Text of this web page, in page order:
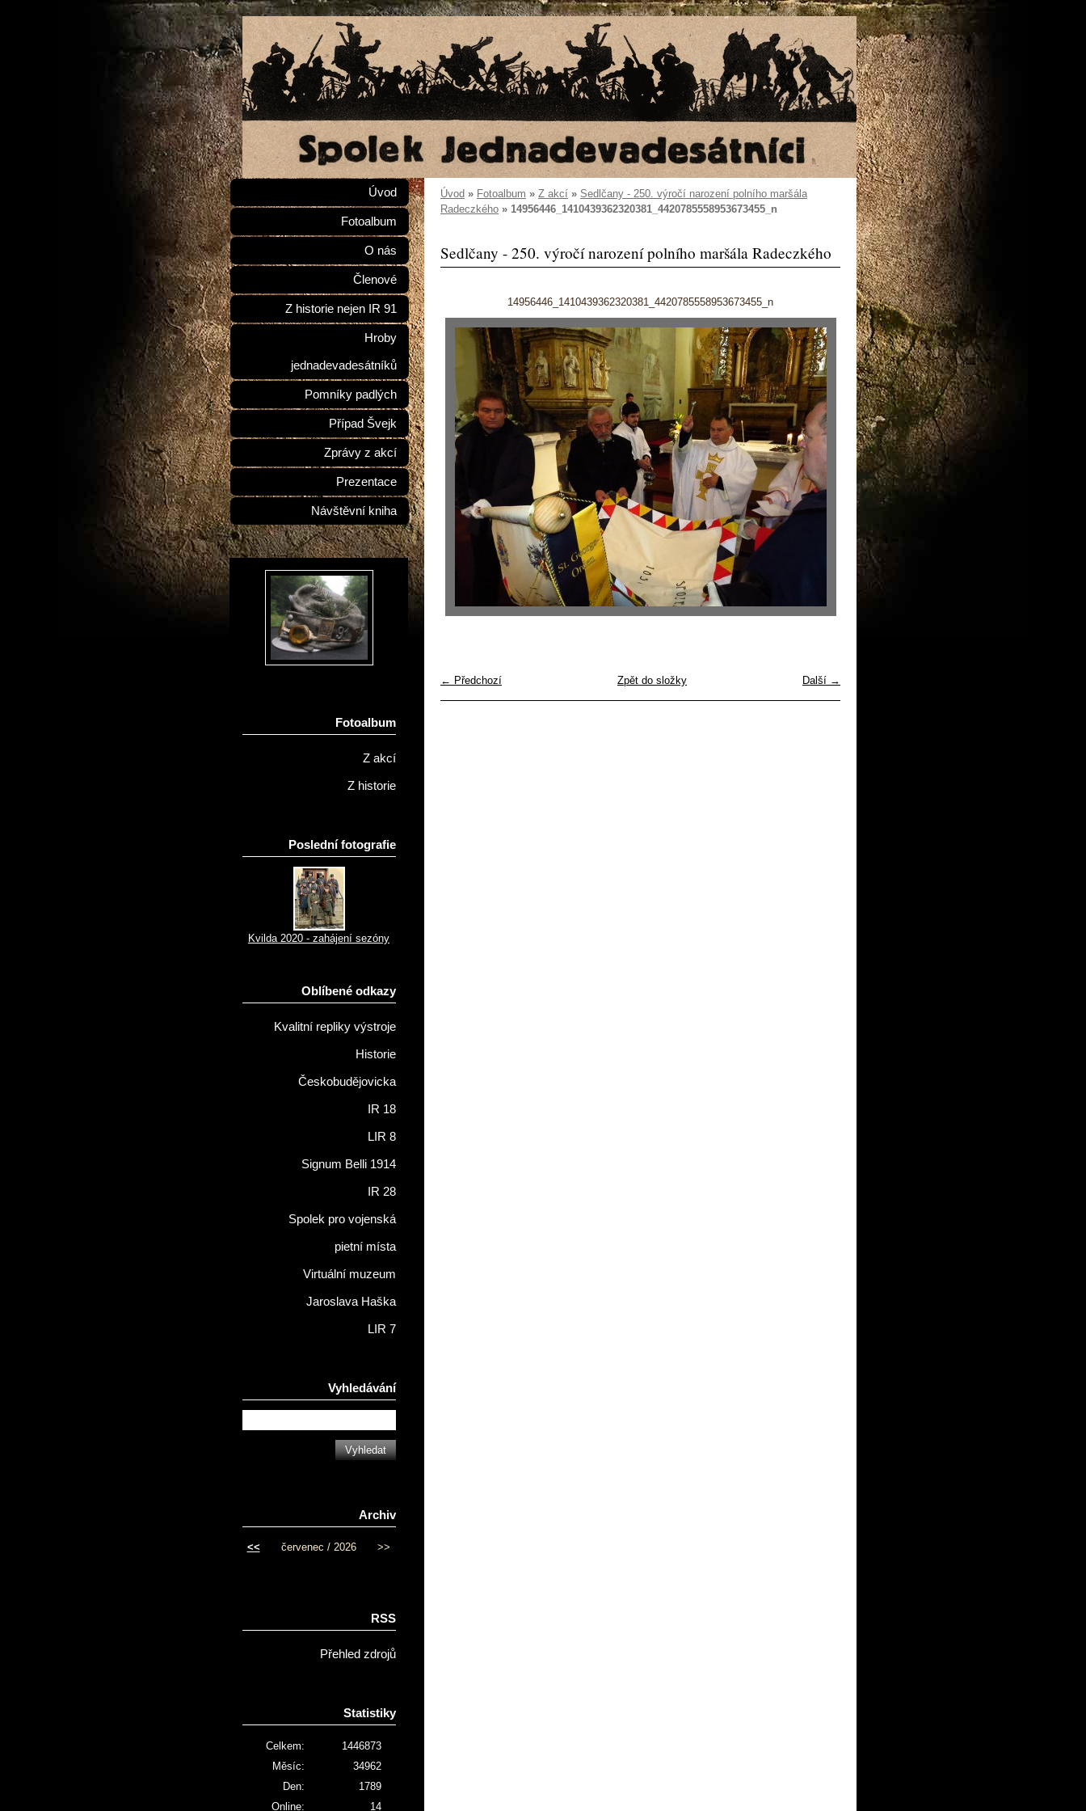
Úvod » Fotoalbum » Z akcí » Sedlčany - 250. výročí narození polního maršála
Radeczkého » 14956446_1410439362320381_4420785558953673455_n
Sedlčany - 250. výročí narození polního maršála Radeczkého
14956446_1410439362320381_4420785558953673455_n
← Předchozí Další →
Zpět do složky
Úvod
Fotoalbum
O nás
Členové
Z historie nejen IR 91
Hroby
jednadevadesátníků
Pomníky padlých
Případ Švejk
Zprávy z akcí
Prezentace
Návštěvní kniha
Fotoalbum
Z akcí
Z historie
Poslední fotografie
Kvilda 2020 - zahájení sezóny
Oblíbené odkazy
Kvalitní repliky výstroje
Historie
Českobudějovicka
IR 18
LIR 8
Signum Belli 1914
IR 28
Spolek pro vojenská
pietní místa
Virtuální muzeum
Jaroslava Haška
LIR 7
Vyhledávání
Archiv
<< červenec / 2026 >>
RSS
Přehled zdrojů
Statistiky
Online: 14
Celkem:
1446873
Měsíc:
34962
Den:
1789